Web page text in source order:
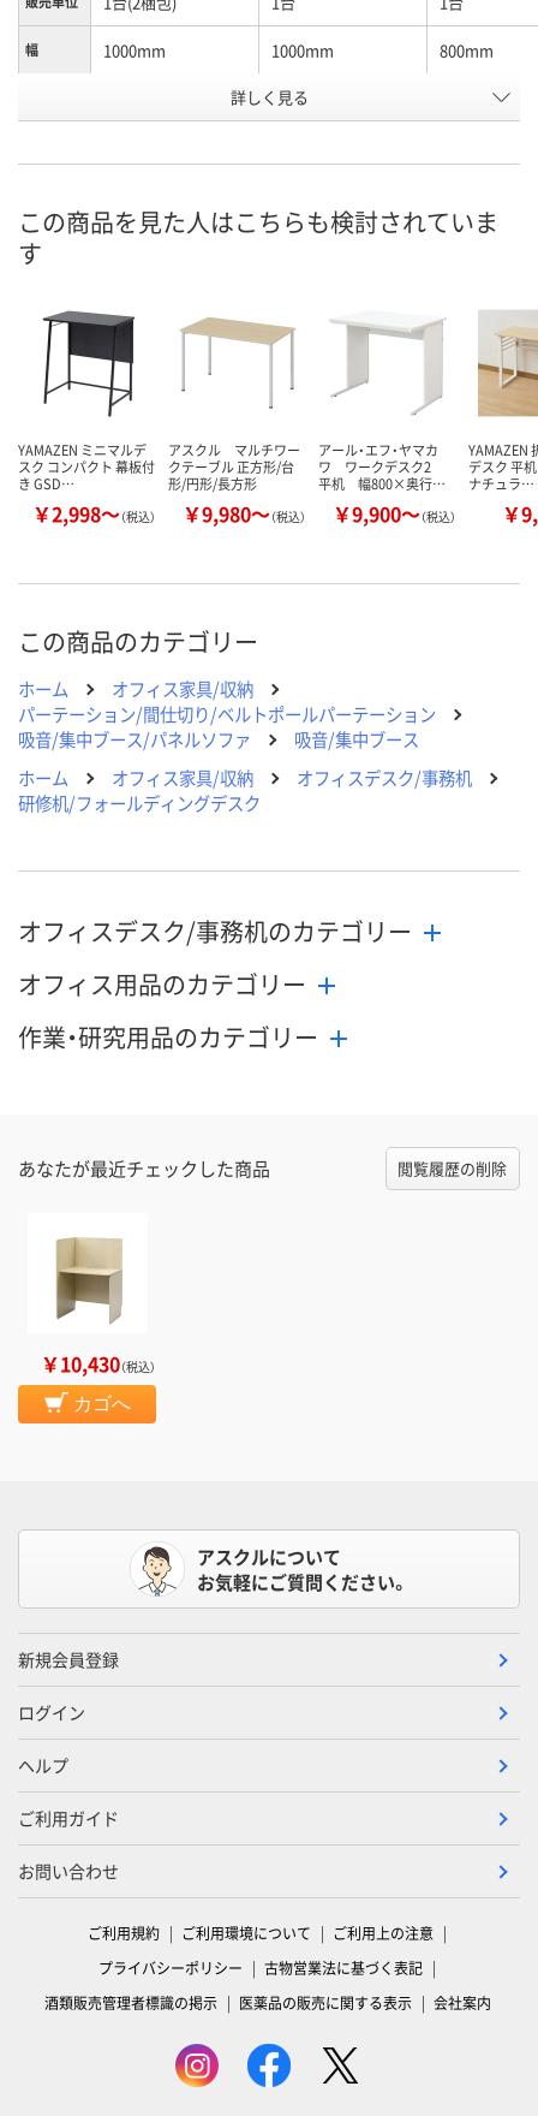
幅 1000mm 1000mm 800mm
右側パネル 両側パネル
号
お届け日
数量
カゴへ
現在ご注文い
詳しく見る
この商品を見た人はこちらも検討されていま
す
YAMAZEN ミニマルデ
スク コンパクト 幕板付
き GSD…
￥2,998～（税込）
アスクル マルチワー
クテーブル 正方形/台
形/円形/長方形
￥9,980～（税込）
アール・エフ・ヤマカ
ワ ワークデスク2
平机 幅800×奥行…
￥9,900～（税込）
YAMAZEN
デスク 平
ナチュラ…
￥
この商品のカテゴリー
ホーム
オフィス家具/収納
パーテーション/間仕切り/ベルトポールパーテーション
吸音/集中ブース/パネルソファ
吸音/集中ブース
ホーム
オフィス家具/収納
オフィスデスク/事務机
研修机/フォールディングデスク
オフィスデスク/事務机のカテゴリー
オフィス用品のカテゴリー
作業・研究用品のカテゴリー
あなたが最近チェックした商品 閲覧履歴の削除
￥10,430（税込）
カゴへ
アスクルについて
お気軽にご質問ください。
新規会員登録
ログイン
ヘルプ
ご利用ガイド
お問い合わせ
ご利用規約 ご利用環境について
ご利用上の注意
プライバシーポリシー
古物営業法に基づく表記
酒類販売管理者標識の掲示
医薬品の販売に関する表示 会社案内